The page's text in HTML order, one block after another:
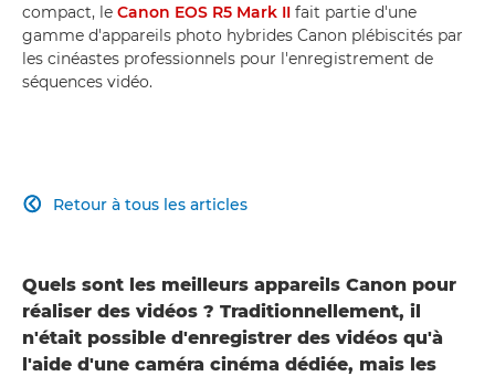
compact, le Canon EOS R5 Mark II fait partie d'une
gamme d'appareils photo hybrides Canon plébiscités par
les cinéastes professionnels pour l'enregistrement de
séquences vidéo.
Retour à tous les articles

Quels sont les meilleurs appareils Canon pour
réaliser des vidéos ? Traditionnellement, il
n'était possible d'enregistrer des vidéos qu'à
l'aide d'une caméra cinéma dédiée, mais les